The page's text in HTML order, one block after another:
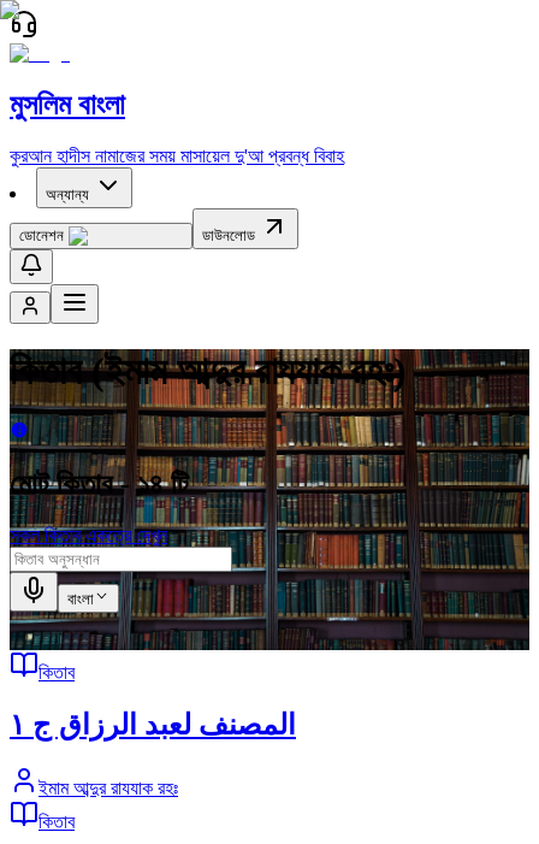
মুসলিম বাংলা
কুরআন হাদীস নামাজের সময় মাসায়েল দু'আ প্রবন্ধ বিবাহ
অন্যান্য
ডোনেশন ডাউনলোড
কিতাব (ইমাম আব্দুর রাযযাক রহঃ)
মোট কিতাব -১৪টি
সকল কিতাব একত্রে দেখুন
বাংলা
কিতাব
المصنف لعبد الرزاق ج ١
ইমাম আব্দুর রাযযাক রহঃ
কিতাব